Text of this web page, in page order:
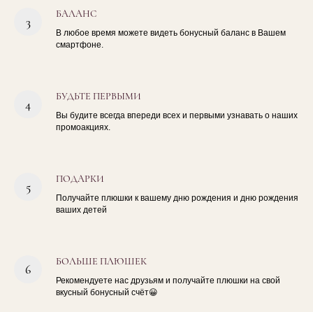
БАЛАНС
В любое время можете видеть бонусный баланс в Вашем
смартфоне.
БУДЬТЕ ПЕРВЫМИ
Вы будите всегда впереди всех и первыми узнавать о наших
промоакциях.
ПОДАРКИ
Получайте плюшки к вашему дню рождения и дню рождения
ваших детей
БОЛЬШЕ ПЛЮШЕК
Рекомендуете нас друзьям и получайте плюшки на свой
вкусный бонусный счёт😀